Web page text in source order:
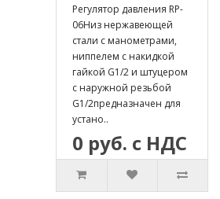
Регулятор давления RP-
06Hиз нержавеющей
стали с манометрами,
ниппелем с накидкой
гайкой G1/2 и штуцером
с наружной резьбой
G1/2предназначен для
устано..
0 руб. с НДС